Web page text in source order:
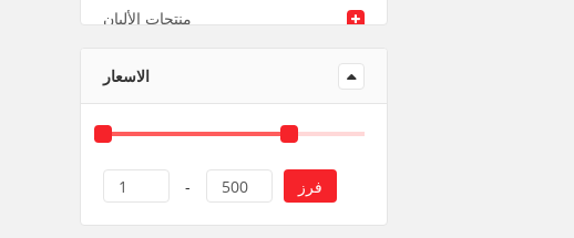
منتجات الألبان
الاسعار
1 - 500 فرز